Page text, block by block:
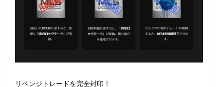
リベンジトレードを完全封印！